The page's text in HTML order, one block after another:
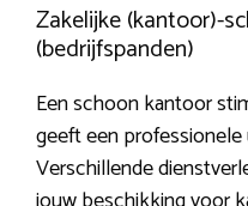
Zakelijke (kantoor)-
(bedrijfspanden)
Een schoon kantoor
geeft een
Verschillende